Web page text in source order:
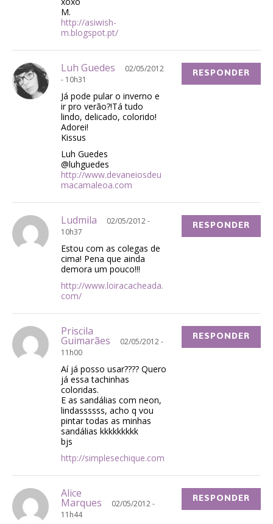
M.
http://asiwish-
m.blogspot.pt/
Luh Guedes
02/05/2012
- 10h31
Já pode pular o inverno e
ir pro verão?!Tá tudo
lindo, delicado, colorido!
Adorei!
Kissus
Luh Guedes
@luhguedes
http://www.devaneiosdeu
macamaleoa.com
RESPONDER
Ludmila
02/05/2012 -
10h37
Estou com as colegas de
cima! Pena que ainda
demora um pouco!!!
http://www.loiracacheada.
com/
RESPONDER
Priscila
Guimarães
02/05/2012 -
11h00
Aí já posso usar???? Quero
já essa tachinhas
coloridas.
E as sandálias com neon,
lindassssss, acho q vou
pintar todas as minhas
sandálias kkkkkkkkk
bjs
http://simplesechique.com
RESPONDER
Alice
Marques
02/05/2012 -
11h44
RESPONDER